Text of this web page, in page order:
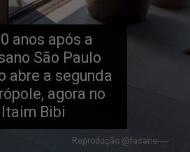
anos após a
São Paulo
abre a segunda
agora no
Bibi
Reprodução @fasano